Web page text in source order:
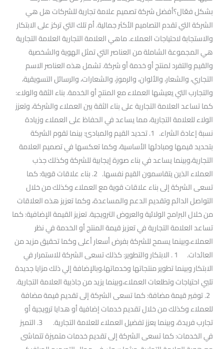
بشكل فعّال؟أفضل شركة تصميم علامة تجارية للشركات هل هي
الشركة التي تقدم التصاميم الأكثر جمالية. أم تلك التي تركز على الابتكار
والاستجابة لاحتياجات العملاء. ماهي العلامة التجارية العلامة التجارية
هي المجموعة الشاملة من العناصر التي تمثل الهوية والشخصية
والقيم والتفرد لمنتج أو خدمة أو شركة. تشمل هذه العناصر الاسم
التجاري، والشعار، والألوان، والرموز، والشعارات، والرسائل التسويقية،
والتجارب التي يعيشها العملاء مع المنتج أو الخدمة. بناء الثقة والولاء:
كما تساعد العلامة التجارية على بناء الثقة بين العملاء والشركة، وتعزز
الولاء للعلامة التجارية، مما يساعد في الحفاظ على العملاء وزيادة
نسبة إعادة الشراء. 1. تحديد القيم والمبادئ: بينما تقوم الشركة
بتحديد قيمها ومبادئها الأساسية، وكما تعكسها في تصميم العلامة
التجارية،وبينما يساعد في بناء صورة إيجابية للشركة وكذلك جذب
العملاء الذين يتقاسمون القيم نفسها. 2. بناء علاقات قوية: كما
تسعى الشركة إلى بناء علاقات قوية مع العملاء وكذلك من خلال
التواصل الدائم وتقديم الدعم والمساعدة، وكما تعزيز هذه العلاقات
من خلال البرامج الولائية والعروض الترويجية. تعزيز القيمة الإضافية: كما
تساعد العلامة التجارية في تعزيز قيمة المنتج أو الخدمة في نظر
العملاء،وبينما يسمح للشركة بفرض أسعار أعلى وكما تحقيق مزيد من
العائدات. 1 . الابتكار والتطوير: كذلك تسعى الشركة للاستمرار في
الابتكار وبينما تطوير منتجاتها وخدماتها،وبالإضافة إلي ذلك مزايا جديدة
تلبي احتياجات وتطلعات العملاء،وبينما يزيد من جاذبية العلامة التجارية.
2. توفير قيمة مضافة: كما تسعى الشركة إلى تقديم قيمة مضافة
للعملاء وكذلك من خلال تقديم خدمات إضافية أو هدايا ترويجية أو
تجارب فريدة، وبينما يعزز تفضيل العملاء للعلامة التجارية. 3. التميز
في الخدمات: كما تسعى الشركة إلى تقديم خدمات متميزة تتماشى